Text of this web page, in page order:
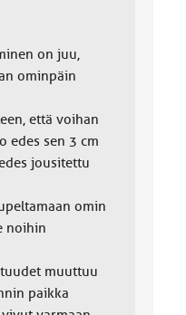
on juu,
ominpäin
että voihan
edes sen 3 cm
jousitettu
omin
noihin
muuttuu
paikka